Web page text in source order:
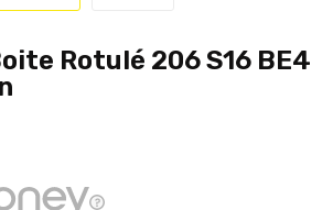
Rotulé 206 S16 BE4